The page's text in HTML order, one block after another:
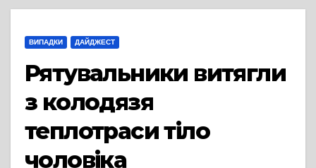
ВИПАДКИ ДАЙДЖЕСТ
Рятувальники витягли
з колодязя
теплотраси тіло
чоловіка